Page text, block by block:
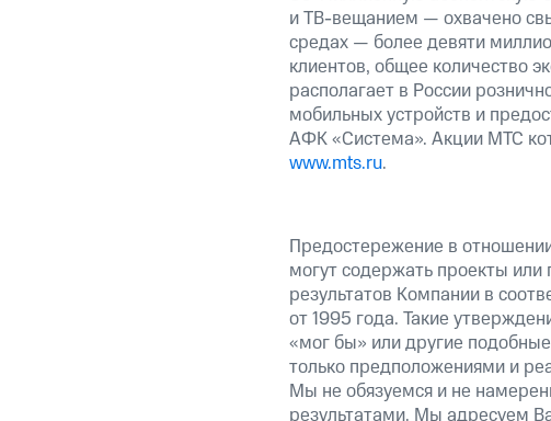
и ТВ-вещанием — охвачено
средах — более девяти
клиентов, общее количество
располагает в России
мобильных устройств и
АФК «Система». Акции МТС
www.mts.ru.
Предостережение в
могут содержать проекты
результатов Компании в
от 1995 года. Такие
«мог бы» или другие
только предположениями и
Мы не обязуемся и не
результатами. Мы адресуем